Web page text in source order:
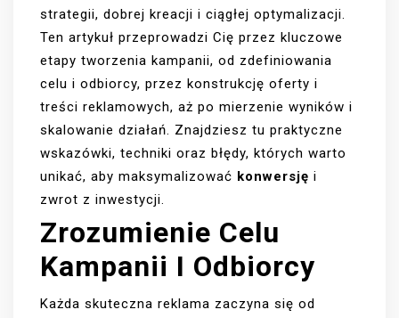
strategii, dobrej kreacji i ciągłej optymalizacji.
Ten artykuł przeprowadzi Cię przez kluczowe
etapy tworzenia kampanii, od zdefiniowania
celu i odbiorcy, przez konstrukcję oferty i
treści reklamowych, aż po mierzenie wyników i
skalowanie działań. Znajdziesz tu praktyczne
wskazówki, techniki oraz błędy, których warto
unikać, aby maksymalizować konwersję i
zwrot z inwestycji.
Zrozumienie Celu
Kampanii I Odbiorcy
Każda skuteczna reklama zaczyna się od